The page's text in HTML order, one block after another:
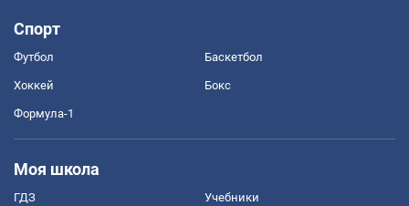
Спорт
Футбол Баскетбол
Хоккей Бокс
Формула-1
Моя школа
ГДЗ Учебники